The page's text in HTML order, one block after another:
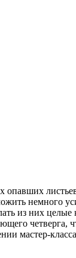
немного
из них
четверга,
мастер-